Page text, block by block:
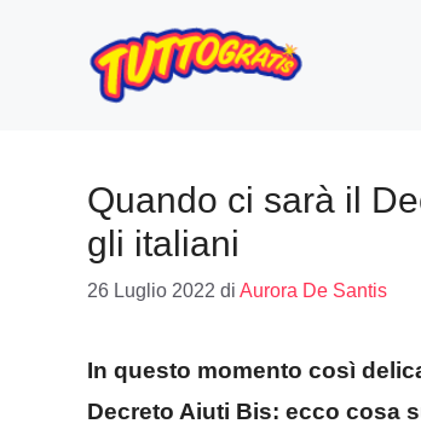
contenuto
Quando ci sarà il
gli italiani
26 Luglio 2022 di Aurora De Santis
In questo momento così
Decreto Aiuti Bis: ecco cosa